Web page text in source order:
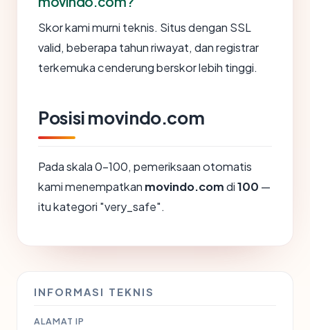
Skor kami murni teknis. Situs dengan SSL
valid, beberapa tahun riwayat, dan registrar
terkemuka cenderung berskor lebih tinggi.
Posisi movindo.com
Pada skala 0-100, pemeriksaan otomatis
kami menempatkan movindo.comdi100 —
itu kategori "very_safe".
INFORMASI TEKNIS
ALAMAT IP